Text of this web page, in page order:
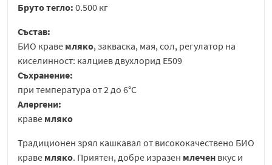
Бруто тегло: 0.500 кг
Състав:
БИО краве мляко, закваска, мая, сол, регулатор на
киселинност: калциев двухлорид Е509
Съхранение:
при температура от 2 до 6°С
Алергени:
краве мляко
Традиционен зрял кашкавал от висококачествено БИО
краве мляко. Приятен, добре изразен млечен вкус и